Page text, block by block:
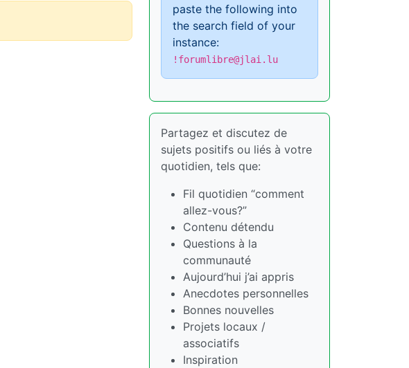
paste the following into
the search field of your
instance:
!forumlibre@jlai.lu
Partagez et discutez de
sujets positifs ou liés à votre
quotidien, tels que:
Fil quotidien “comment
allez-vous?”
Contenu détendu
Questions à la
communauté
Aujourd’hui j’ai appris
Anecdotes personnelles
Bonnes nouvelles
Projets locaux /
associatifs
Inspiration